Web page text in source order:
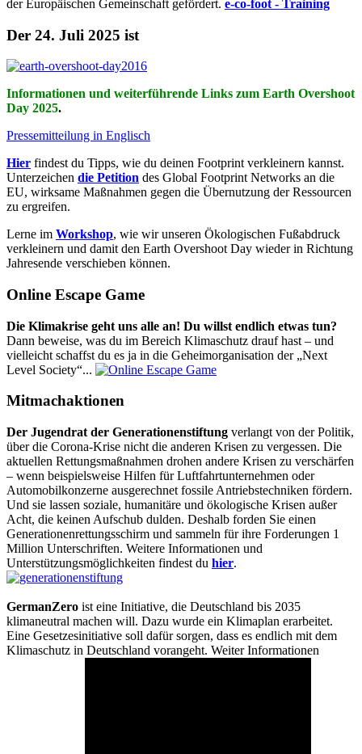
der Europäischen Gemeinschaft gefördert. e-co-foot - Training
Der 24. Juli 2025 ist
Informationen und weiterführende Links zum Earth Overshoot
Day 2025.
Pressemitteilung in Englisch
Hier findest du Tipps, wie du deinen Footprint verkleinern kannst.
Unterzeichen die Petition des Global Footprint Networks an die
EU, wirksame Maßnahmen gegen die Übernutzung der Ressourcen
zu ergreifen.
Lerne im Workshop, wie wir unseren Ökologischen Fußabdruck
verkleinern und damit den Earth Overshoot Day wieder in Richtung
Jahresende verschieben können.
Online Escape Game
Die Klimakrise geht uns alle an! Du willst endlich etwas tun?
Dann beweise, was du im Bereich Klimaschutz drauf hast – und
vielleicht schaffst du es ja in die Geheimorganisation der „Next
Level Society“...
Mitmachaktionen
Der Jugendrat der Generationenstiftung verlangt von der Politik,
über die Corona-Krise nicht die anderen Krisen zu vergessen. Die
aktuellen Rettungsmaßnahmen drohen andere Krisen zu verschärfen
– wenn beispielsweise Hilfen für Luftfahrtunternehmen oder
Automobilkonzerne ausgerechnet fossile Antriebstechniken fördern.
Und sie lassen soziale, humanitäre und ökologische Krisen außer
Acht, die keinen Aufschub dulden. Deshalb forden Sie einen
Generationenrettungsschirm und sammeln für ihre Forderungen 1
Million Unterschriften. Weitere Informationen und
Unterstützungsmöglichkeiten findest du hier.
GermanZero ist eine Initiative, die Deutschland bis 2035
klimaneutral machen will. Dazu wurde ein Klimaplan erarbeitet.
Eine Gesetzesinitiative soll dafür sorgen, dass es endlich mit dem
Klimaschutz in Deutschland vorangeht. Weiter Informationen